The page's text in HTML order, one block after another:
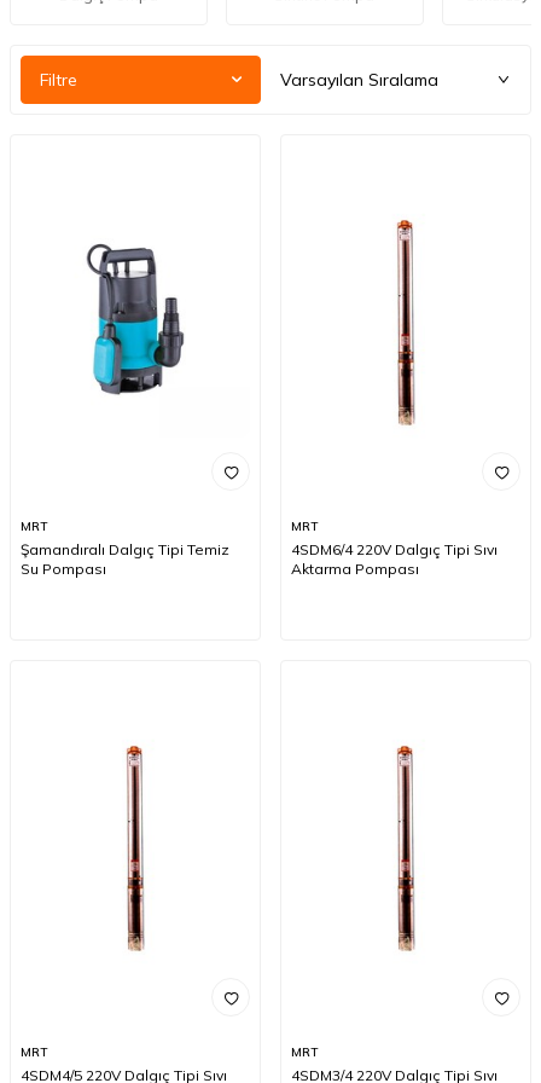
Filtre
MRT
Şamandıralı Dalgıç Tipi Temiz
Su Pompası
MRT
4SDM6/4 220V Dalgıç Tipi Sıvı
Aktarma Pompası
MRT
4SDM4/5 220V Dalgıç Tipi Sıvı
MRT
4SDM3/4 220V Dalgıç Tipi Sıvı